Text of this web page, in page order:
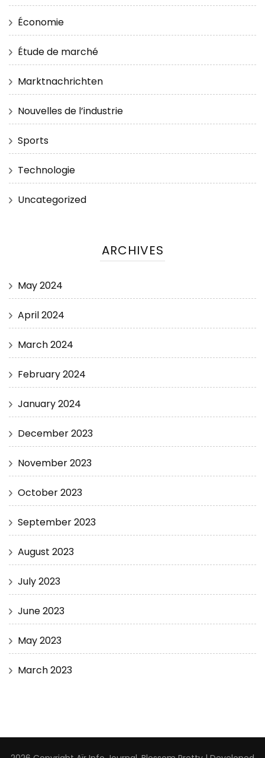
Économie
Étude de marché
Marktnachrichten
Nouvelles de l’industrie
Sports
Technologie
Uncategorized
ARCHIVES
May 2024
April 2024
March 2024
February 2024
January 2024
December 2023
November 2023
October 2023
September 2023
August 2023
July 2023
June 2023
May 2023
March 2023